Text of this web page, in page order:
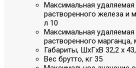
Максимальная удаляемая
растворенного железа и
л 10
Максимальная удаляемая
растворенного марганца,
Габариты, ШxГxВ 32,2 x
Вес брутто, кг 35